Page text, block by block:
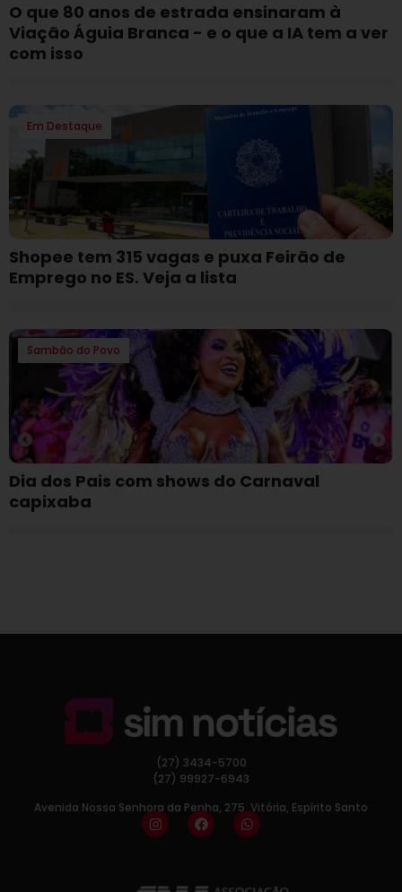
O que 80 anos de estrada ensinaram à
Viação Águia Branca - e o que a IA tem a ver
com isso
Em Destaque
Shopee tem 315 vagas e puxa Feirão de
Emprego no ES. Veja a lista
Sambão do Povo
Dia dos Pais com shows do Carnaval
capixaba
(27) 3434-5700
(27) 99927-6943
Avenida Nossa Senhora da Penha, 275, Vitória, Espírito Santo